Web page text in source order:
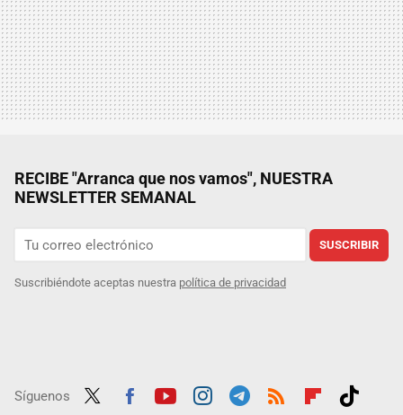
RECIBE "Arranca que nos vamos", NUESTRA
NEWSLETTER SEMANAL
SUSCRIBIR
Suscribiéndote aceptas nuestra política de privacidad
Síguenos